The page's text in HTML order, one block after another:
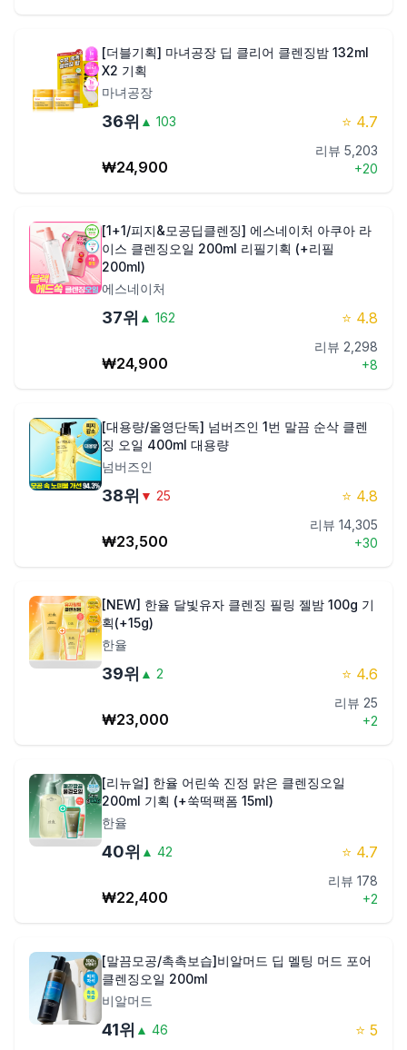
[더블기획] 마녀공장 딥 클리어 클렌징밤 132ml
X2 기획
마녀공장
36위 ▲ 103 ⭐ 4.7
₩24,900
리뷰 5,203
+20
[1+1/피지&모공딥클렌징] 에스네이처 아쿠아 라
이스 클렌징오일 200ml 리필기획 (+리필
200ml)
에스네이처
37위 ▲ 162 ⭐ 4.8
₩24,900
리뷰 2,298
+8
[대용량/올영단독] 넘버즈인 1번 말끔 순삭 클렌
징 오일 400ml 대용량
넘버즈인
38위 ▼ 25 ⭐ 4.8
₩23,500
리뷰 14,305
+30
[NEW] 한율 달빛유자 클렌징 필링 젤밤 100g 기
획(+15g)
한율
39위 ▲ 2 ⭐ 4.6
₩23,000
리뷰 25
+2
[리뉴얼] 한율 어린쑥 진정 맑은 클렌징오일
200ml 기획 (+쑥떡팩폼 15ml)
한율
40위 ▲ 42 ⭐ 4.7
₩22,400
리뷰 178
+2
[말끔모공/촉촉보습]비알머드 딥 멜팅 머드 포어
클렌징오일 200ml
비알머드
41위 ▲ 46 ⭐ 5